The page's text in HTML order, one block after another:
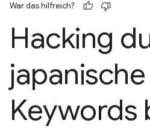
War das hilfreich?
Hacking
japanische
Keywords